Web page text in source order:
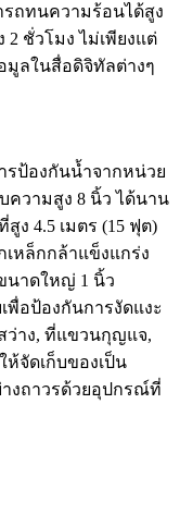
รถทนความร้อนได้สูง
2 ชั่วโมง ไม่เพียงแต่
มูลในสื่อดิจิทัลต่างๆ
ป้องกันน้ำจากหน่วย
ความสูง 8 นิ้ว ได้นาน
ง 4.5 เมตร (15 ฟุต)
หล็กกล้าแข็งแกร่ง
นาดใหญ่ 1 นิ้ว
พื่อป้องกันการงัดแงะ
ว่าง, ที่แขวนกุญแจ,
จัดเก็บของเป็น
างถาวรด้วยอุปกรณ์ที่